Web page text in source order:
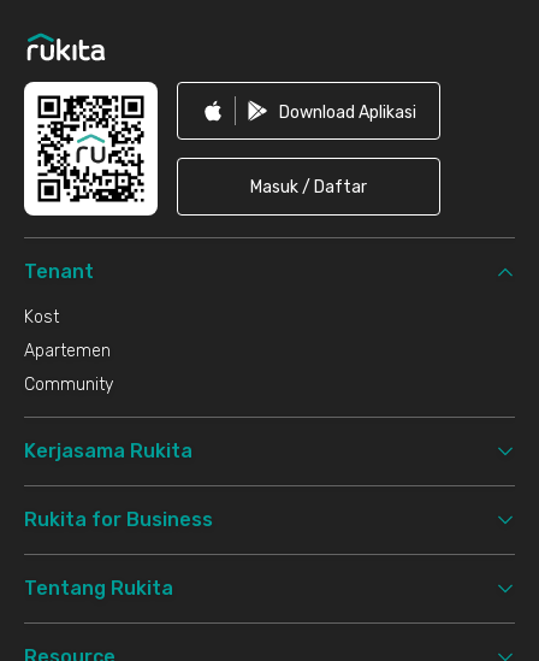
Download Aplikasi
Masuk / Daftar
Tenant
Kost
Apartemen
Community
Kerjasama Rukita
Rukita for Business
Tentang Rukita